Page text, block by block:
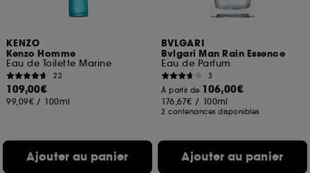
KENZO
Kenzo Homme
Eau de Toilette Marine
22
109,00€
99,09€ / 100ml
Ajouter au panier
BVLGARI
Bvlgari Man Rain Essence
Eau de Parfum
3
À partir de 106,00€
176,67€ / 100ml
2 contenances disponibles
Ajouter au panier